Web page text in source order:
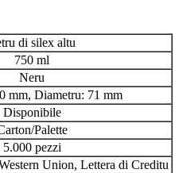
di silex altu
750 ml
Neru
mm, Diametru: 71 mm
Disponibile
Palette
5.000 pezzi
Union, Lettera di Creditu